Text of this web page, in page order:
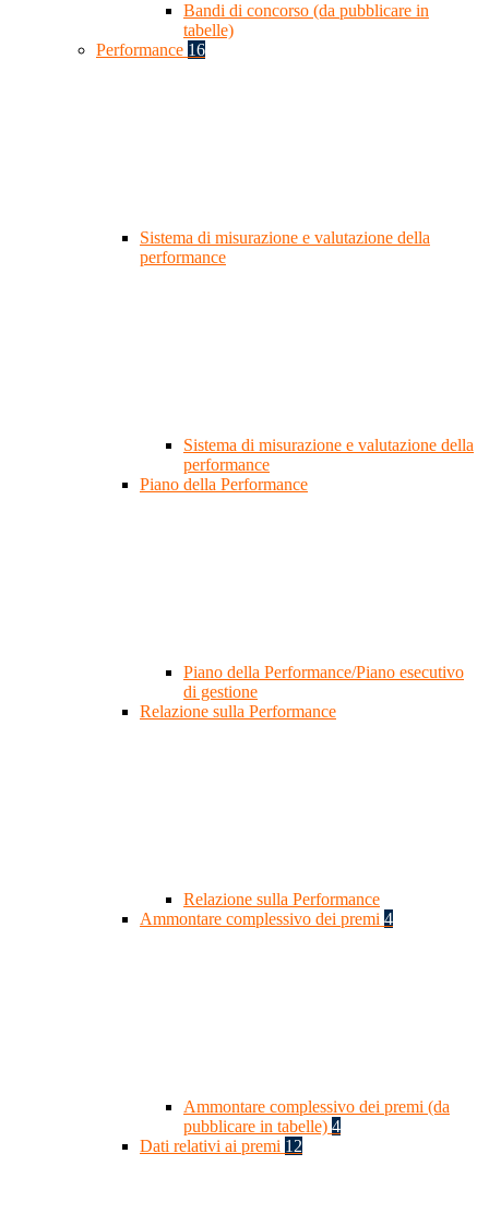
Bandi di concorso (da pubblicare in
tabelle)
Performance 16
Sistema di misurazione e valutazione della
performance
Sistema di misurazione e valutazione della
performance
Piano della Performance
Piano della Performance/Piano esecutivo
di gestione
Relazione sulla Performance
Relazione sulla Performance
Ammontare complessivo dei premi 4
Ammontare complessivo dei premi (da
pubblicare in tabelle) 4
Dati relativi ai premi 12